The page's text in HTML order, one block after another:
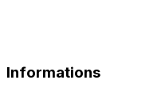
Informations